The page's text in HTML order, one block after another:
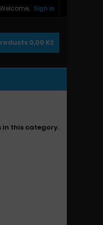
Welcome, Sign in
0,00 Kč
in this category.